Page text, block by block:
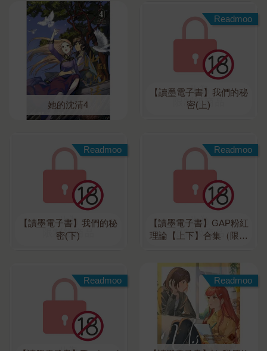
她的沈清4
Readmoo
【讀墨電子書】我們的秘
密(上)
Readmoo
【讀墨電子書】我們的秘
密(下)
Readmoo
【讀墨電子書】GAP粉紅
理論【上下】合集（限制
Readmoo Readmoo